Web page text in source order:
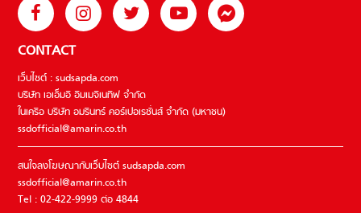
CONTACT
เว็บไซต์ : sudsapda.com
บริษัท เอเอ็มอี อิมเมจิเนทีฟ จำกัด
ในเครือ บริษัท อมรินทร์ คอร์เปอเรชั่นส์ จำกัด (มหาชน)
ssdofficial@amarin.co.th
สนใจลงโฆษณากับเว็บไซต์ sudsapda.com
ssdofficial@amarin.co.th
Tel : 02-422-9999 ต่อ 4844